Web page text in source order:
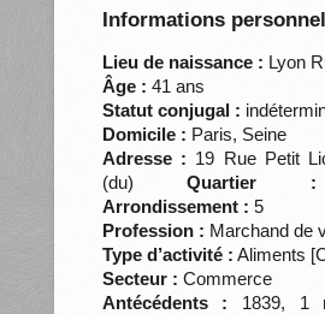
Informations
Lieu de naissance : Lyon
Âge : 41 ans
Statut conjugal :
Domicile : Paris, Seine
Adresse : 19 Rue Petit
(du)Quartier :
Arrondissement : 5
Profession : Marchand de
Type d’activité : Aliments
Secteur : Commerce
Antécédents : 1839, 1